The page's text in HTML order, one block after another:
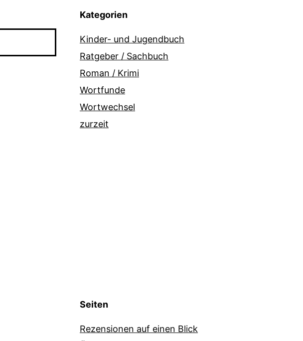
Kategorien
Kinder- und Jugendbuch
Ratgeber / Sachbuch
Roman / Krimi
Wortfunde
Wortwechsel
zurzeit
Seiten
Rezensionen auf einen Blick